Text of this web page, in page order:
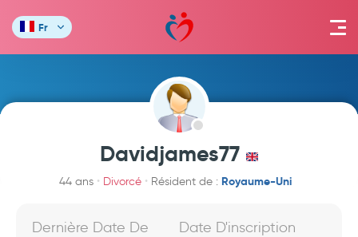
Fr
Davidjames77
44 ans Divorcé Résident de : Royaume-Uni
Dernière Date De
Date D'inscription